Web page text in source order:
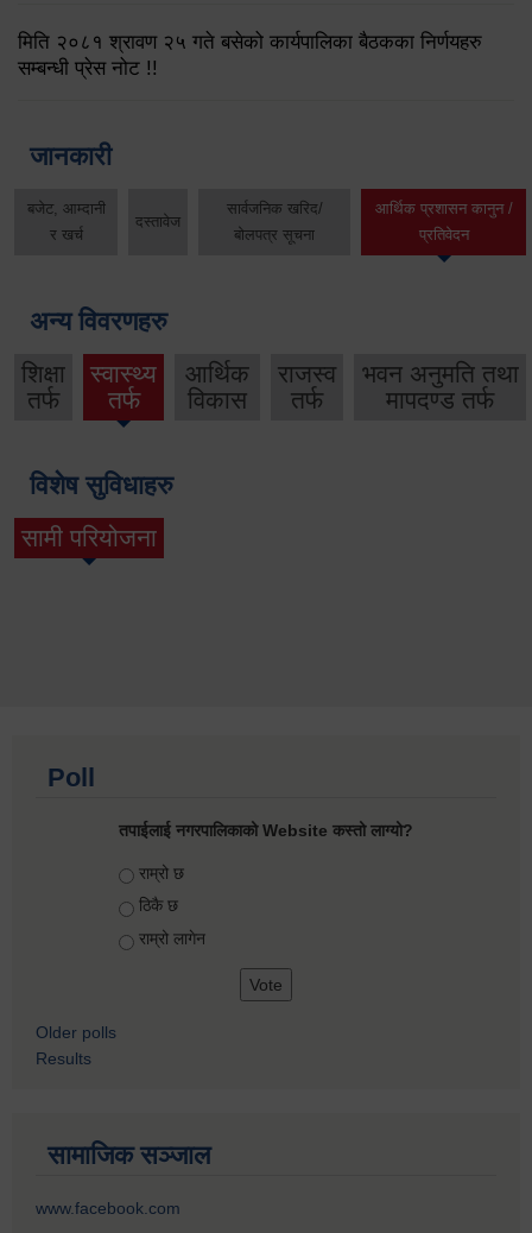
मिति २०८१ श्रावण २५ गते बसेको कार्यपालिका बैठकका निर्णयहरु
सम्बन्धी प्रेस नोट !!
जानकारी
बजेट, आम्दानी
र खर्च
दस्तावेज
सार्वजनिक खरिद/
बोलपत्र सूचना
आर्थिक प्रशासन कानुन /
प्रतिवेदन
अन्य विवरणहरु
शिक्षा
तर्फ
स्वास्थ्य
तर्फ
आर्थिक
विकास
राजस्व
तर्फ
भवन अनुमति तथा
मापदण्ड तर्फ
विशेष सुविधाहरु
सामी परियोजना
(active tab)
Poll
तपाईलाई नगरपालिकाको Website कस्तो लाग्यो?
Choices
राम्रो छ
ठिकै छ
राम्रो लागेन
Older polls
Results
सामाजिक सञ्जाल
www.facebook.com